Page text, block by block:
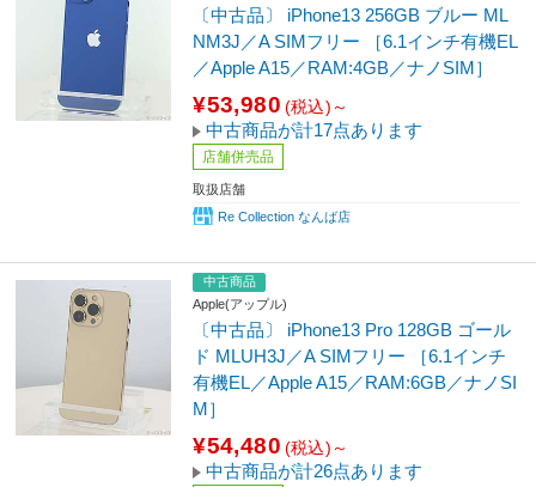
〔中古品〕 iPhone13 256GB ブルー ML
NM3J／A SIMフリー ［6.1インチ有機EL
／Apple A15／RAM:4GB／ナノSIM］
¥53,980 (税込)～
中古商品が計17点あります
店舗併売品
取扱店舗
Re Collection なんば店
中古商品
Apple(アップル)
〔中古品〕 iPhone13 Pro 128GB ゴール
ド MLUH3J／A SIMフリー ［6.1インチ
有機EL／Apple A15／RAM:6GB／ナノSI
M］
¥54,480 (税込)～
中古商品が計26点あります